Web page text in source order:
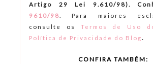
Artigo 29 Lei 9.610/98).
9610/98
Para maiores
consulte os Termos de Uso
Política de Privacidade do Blog.
CONFIRA TAMBÉM: